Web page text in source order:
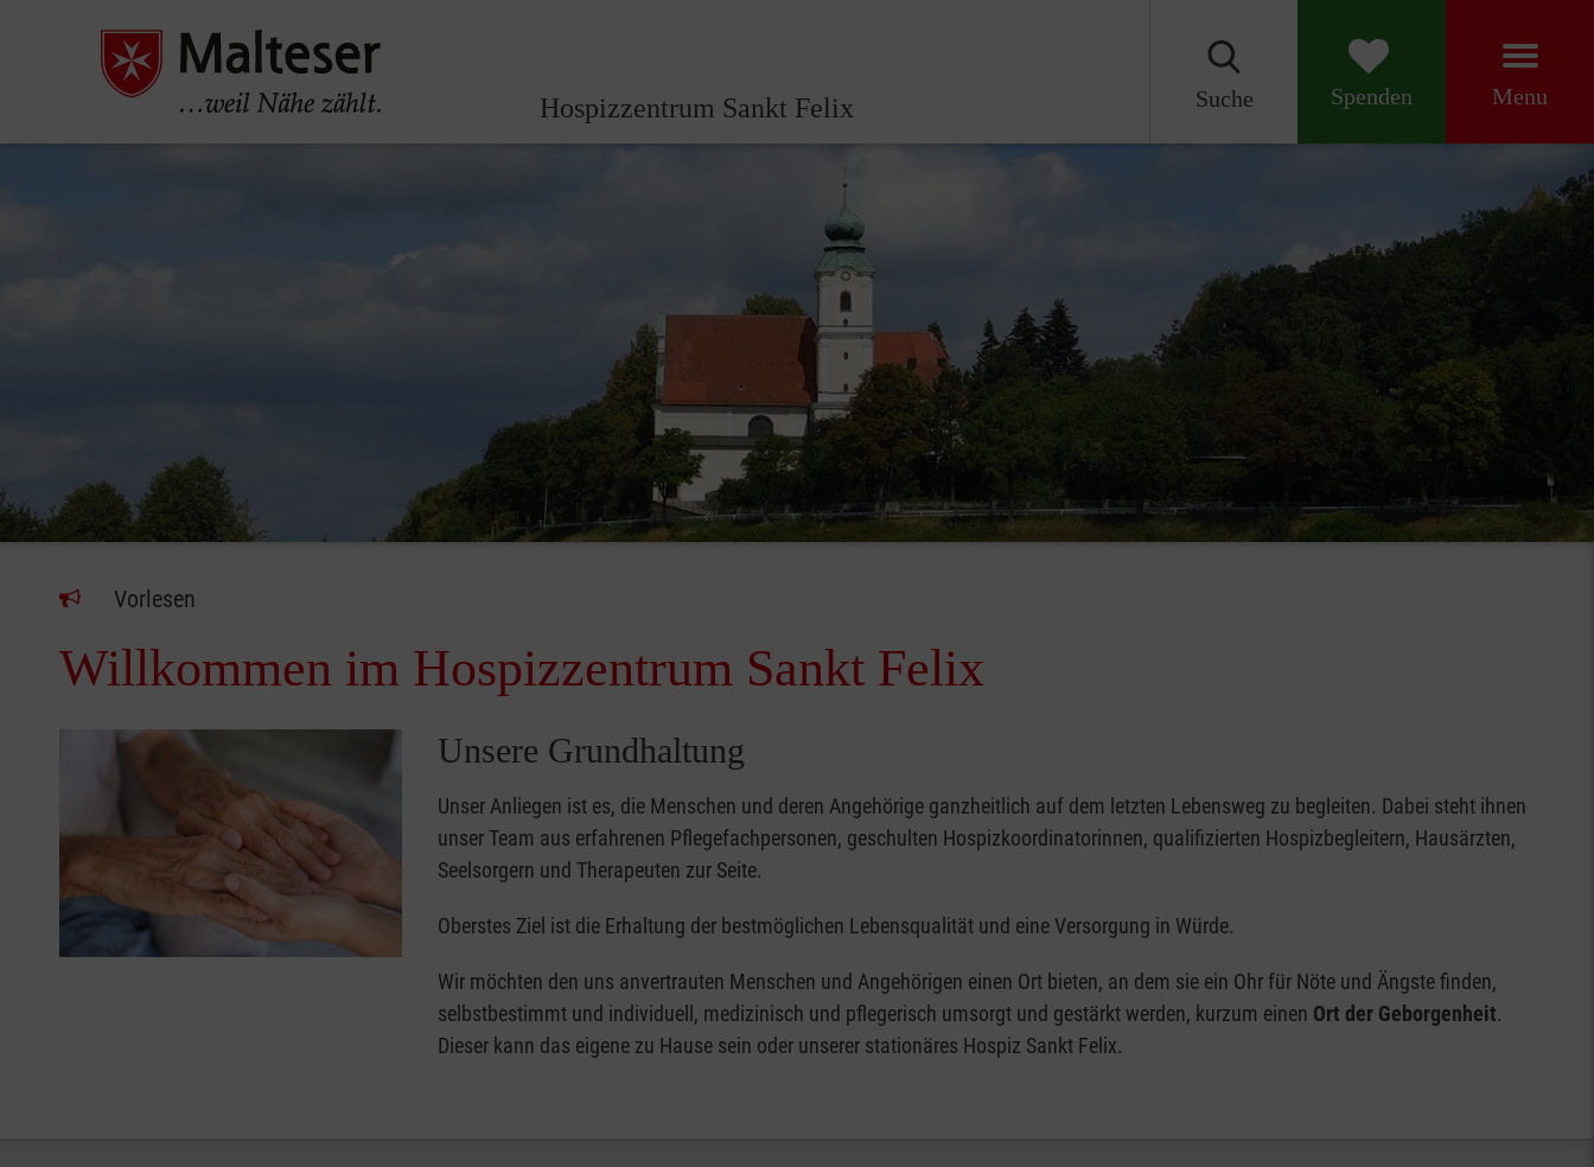
Hospizzentrum Sankt Felix Suche Spenden Menu
Vorlesen
Willkommen im Hospizzentrum Sankt Felix
Unsere Grundhaltung
Unser Anliegen ist es, die Menschen und deren Angehörige ganzheitlich auf dem letzten Lebensweg zu begleiten. Dabei steht ihnen
unser Team aus erfahrenen Pflegefachpersonen, geschulten Hospizkoordinatorinnen, qualifizierten Hospizbegleitern, Hausärzten,
Seelsorgern und Therapeuten zur Seite.
Oberstes Ziel ist die Erhaltung der bestmöglichen Lebensqualität und eine Versorgung in Würde.
Wir möchten den uns anvertrauten Menschen und Angehörigen einen Ort bieten, an dem sie ein Ohr für Nöte und Ängste finden,
selbstbestimmt und individuell, medizinisch und pflegerisch umsorgt und gestärkt werden, kurzum einen Ort der Geborgenheit.
Dieser kann das eigene zu Hause sein oder unserer stationäres Hospiz Sankt Felix.